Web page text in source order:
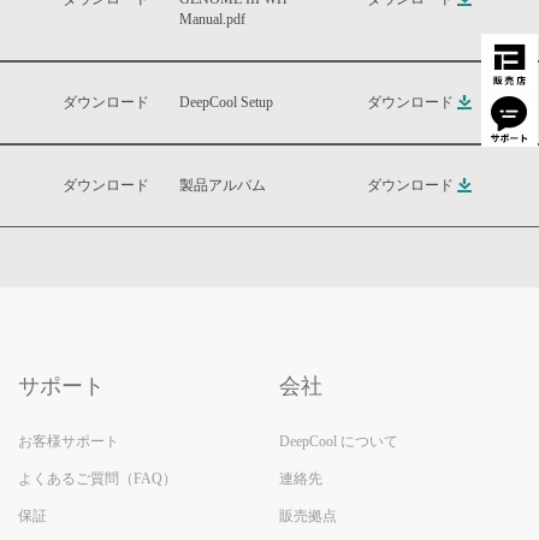
Manual.pdf
ダウンロード DeepCool Setup ダウンロード
ダウンロード 製品アルバム ダウンロード
サポート
お客様サポート
よくあるご質問（FAQ）
保証
会社
DeepCool について
連絡先
販売拠点